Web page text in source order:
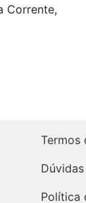
Corrente,
Termos
Política